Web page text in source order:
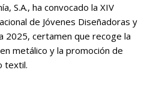
S.A., ha convocado la XIV
de Jóvenes Diseñadoras y
2025, certamen que recoge la
metálico y la promoción de
textil.